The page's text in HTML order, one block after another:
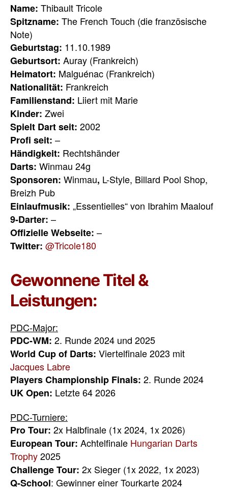
Name: Thibault Tricole
Spitzname: The French Touch (die französische
Note)
Geburtstag: 11.10.1989
Geburtsort: Auray (Frankreich)
Heimatort: Malguénac (Frankreich)
Nationalität: Frankreich
Familienstand: Liiert mit Marie
Kinder: Zwei
Spielt Dart seit: 2002
Profi seit: –
Händigkeit: Rechtshänder
Darts: Winmau 24g
Sponsoren: Winmau, L-Style, Billard Pool Shop,
Breizh Pub
Einlaufmusik: „Essentielles“ von Ibrahim Maalouf
9-Darter: –
Offizielle Webseite: –
Twitter: @Tricole180
Gewonnene Titel &
Leistungen:
PDC-Major:
PDC-WM: 2. Runde 2024 und 2025
World Cup of Darts: Viertelfinale 2023 mit
Jacques Labre
Players Championship Finals: 2. Runde 2024
UK Open: Letzte 64 2026
PDC-Turniere:
Pro Tour: 2x Halbfinale (1x 2024, 1x 2026)
European Tour: Achtelfinale Hungarian Darts
Trophy2025
Challenge Tour: 2x Sieger (1x 2022, 1x 2023)
Q-School: Gewinner einer Tourkarte 2024